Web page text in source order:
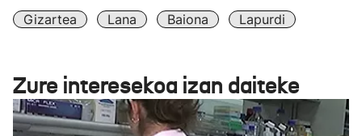
Gizartea Lana Baiona Lapurdi
Zure interesekoa izan daiteke